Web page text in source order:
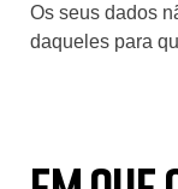
Os seus dados
daqueles para